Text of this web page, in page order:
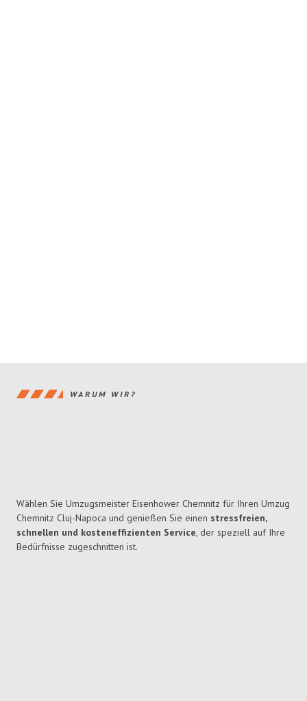
WARUM WIR?
Wählen Sie Umzugsmeister Eisenhower Chemnitz für Ihren Umzug
Chemnitz Cluj-Napoca und genießen Sie einen stressfreien,
schnellen und kosteneffizienten Service, der speziell auf Ihre
Bedürfnisse zugeschnitten ist.